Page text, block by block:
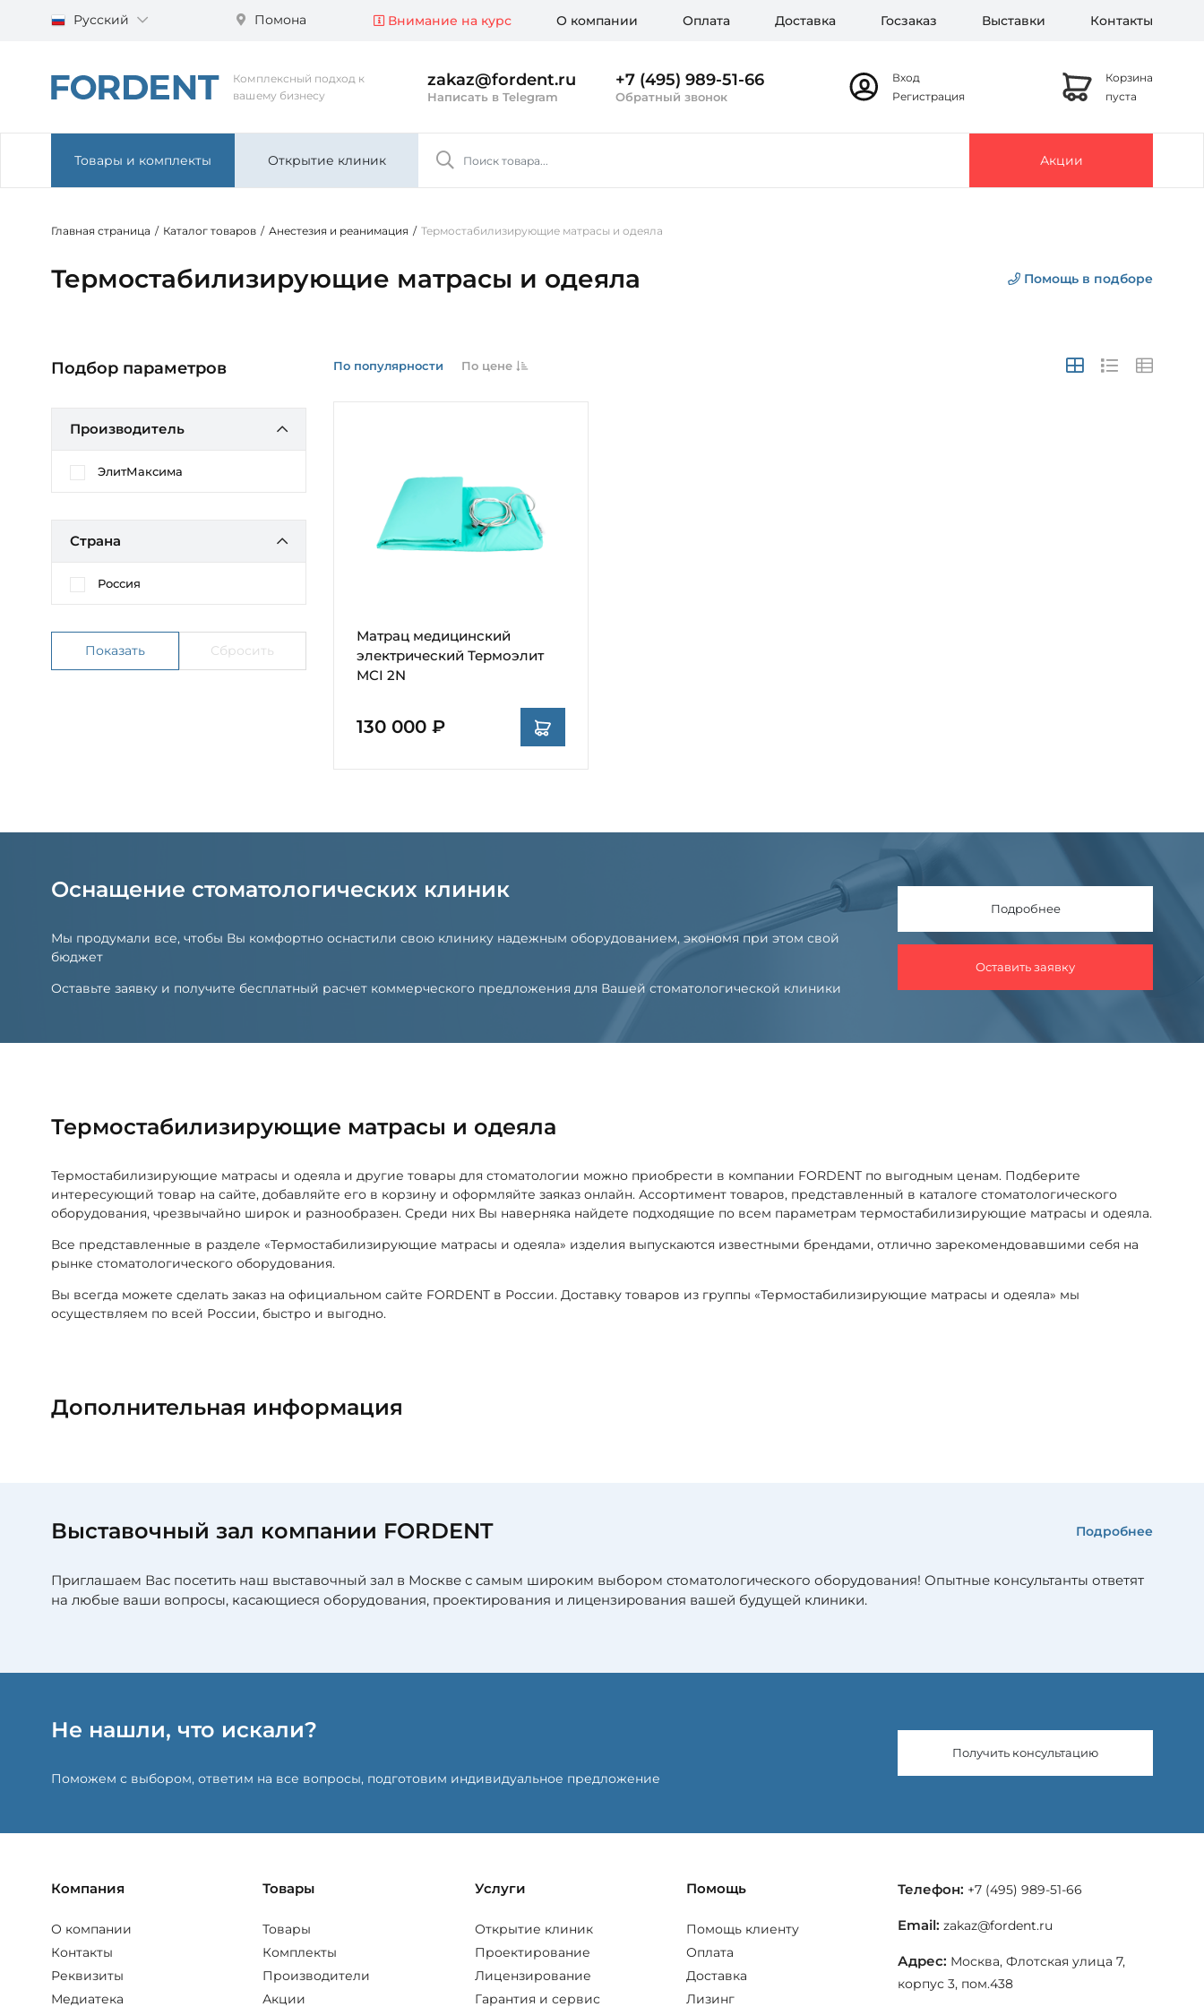
Русский Помона Внимание на курс О компании Оплата Доставка Госзаказ Выставки Контакты
Комплексный подход к
вашему бизнесу
zakaz@fordent.ru
Написать в Telegram
+7 (495) 989-51-66
Обратный звонок
Вход
Регистрация
Корзина
пуста
Товары и комплекты Открытие клиник Акции
Главная страница / Каталог товаров / Анестезия и реанимация / Термостабилизирующие матрасы и одеяла
Термостабилизирующие матрасы и одеяла Помощь в подборе
Подбор параметров
Производитель
ЭлитМаксима
Страна
Россия
По популярности По цене
Матрац медицинский
электрический Термоэлит
MCI 2N
130 000 ₽
Оснащение стоматологических клиник
Мы продумали все, чтобы Вы комфортно оснастили свою клинику надежным оборудованием, экономя при этом свой
бюджет
Оставьте заявку и получите бесплатный расчет коммерческого предложения для Вашей стоматологической клиники
Подробнее
Оставить заявку
Термостабилизирующие матрасы и одеяла
Термостабилизирующие матрасы и одеяла и другие товары для стоматологии можно приобрести в компании FORDENT по выгодным ценам. Подберите
интересующий товар на сайте, добавляйте его в корзину и оформляйте заяказ онлайн. Ассортимент товаров, представленный в каталоге стоматологического
оборудования, чрезвычайно широк и разнообразен. Среди них Вы наверняка найдете подходящие по всем параметрам термостабилизирующие матрасы и одеяла.
Все представленные в разделе «Термостабилизирующие матрасы и одеяла» изделия выпускаются известными брендами, отлично зарекомендовавшими себя на
рынке стоматологического оборудования.
Вы всегда можете сделать заказ на официальном сайте FORDENT в России. Доставку товаров из группы «Термостабилизирующие матрасы и одеяла» мы
осуществляем по всей России, быстро и выгодно.
Дополнительная информация
Выставочный зал компании FORDENT Подробнее
Приглашаем Вас посетить наш выставочный зал в Москве с самым широким выбором стоматологического оборудования! Опытные консультанты ответят
на любые ваши вопросы, касающиеся оборудования, проектирования и лицензирования вашей будущей клиники.
Не нашли, что искали?
Поможем с выбором, ответим на все вопросы, подготовим индивидуальное предложение
Получить консультацию
Компания
О компании
Контакты
Реквизиты
Медиатека
Товары
Товары
Комплекты
Производители
Акции
Услуги
Открытие клиник
Проектирование
Лицензирование
Гарантия и сервис
Помощь
Помощь клиенту
Оплата
Доставка
Лизинг
Телефон: +7 (495) 989-51-66
Email: zakaz@fordent.ru
Адрес: Москва, Флотская улица 7,
корпус 3, пом.438